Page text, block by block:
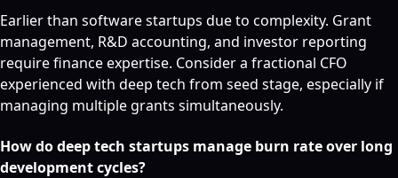
Earlier than software startups due to complexity. Grant
management, R&D accounting, and investor reporting
require finance expertise. Consider a fractional CFO
experienced with deep tech from seed stage, especially if
managing multiple grants simultaneously.
How do deep tech startups manage burn rate over long
development cycles?